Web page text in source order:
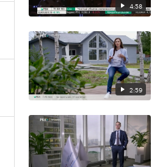
4:58
2:59